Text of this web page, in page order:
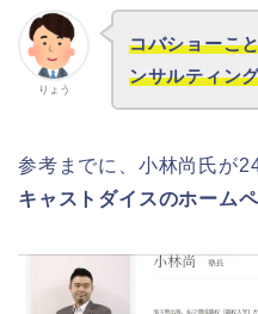
りょう
コバショーこ
ンサルティン
参考までに、小林尚氏が
キャストダイスのホーム